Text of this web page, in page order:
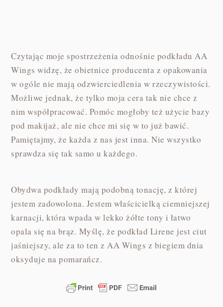
Czytając moje spostrzeżenia odnośnie podkładu AA
Wings widzę, że obietnice producenta z opakowania
w ogóle nie mają odzwierciedlenia w rzeczywistości.
Możliwe jednak, że tylko moja cera tak nie chce z
nim współpracować. Pomóc mogłoby też użycie bazy
pod makijaż, ale nie chce mi się w to już bawić.
Pamiętajmy, że każda z nas jest inna. Nie wszystko
sprawdza się tak samo u każdego.
Obydwa podkłady mają podobną tonację, z której
jestem zadowolona. Jestem właścicielką ciemniejszej
karnacji, która wpada w lekko żółte tony i łatwo
opala się na brąz. Myślę, że podkład Lirene jest ciut
jaśniejszy, ale za to ten z AA Wings z biegiem dnia
oksyduje na pomarańcz.